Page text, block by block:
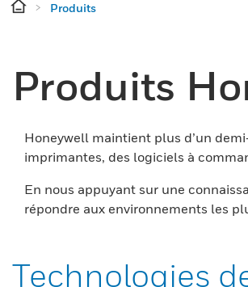
Produits
Produits
Honeywell maintient plus d’un
imprimantes, des logiciels à
En nous appuyant sur une
répondre aux environnements les
Technologies